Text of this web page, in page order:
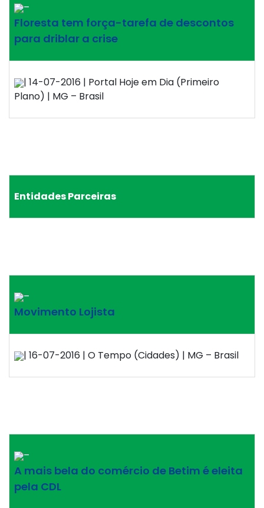
–
Floresta tem força-tarefa de descontos
para driblar a crise
| 14-07-2016 | Portal Hoje em Dia (Primeiro
Plano) | MG – Brasil
Entidades Parceiras
–
Movimento Lojista
| 16-07-2016 | O Tempo (Cidades) | MG – Brasil
–
A mais bela do comércio de Betim é eleita
pela CDL